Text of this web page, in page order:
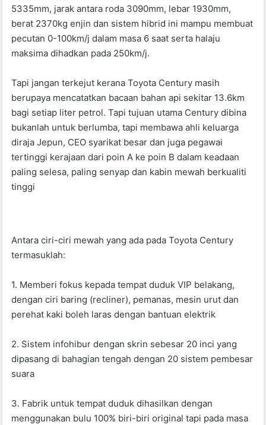
5335mm, jarak antara roda 3090mm, lebar 1930mm,
berat 2370kg enjin dan sistem hibrid ini mampu membuat
pecutan 0-100km/j dalam masa 6 saat serta halaju
maksima dihadkan pada 250km/j.
Tapi jangan terkejut kerana Toyota Century masih
berupaya mencatatkan bacaan bahan api sekitar 13.6km
bagi setiap liter petrol. Tapi tujuan utama Century dibina
bukanlah untuk berlumba, tapi membawa ahli keluarga
diraja Jepun, CEO syarikat besar dan juga pegawai
tertinggi kerajaan dari poin A ke poin B dalam keadaan
paling selesa, paling senyap dan kabin mewah berkualiti
tinggi
Antara ciri-ciri mewah yang ada pada Toyota Century
termasuklah:
1. Memberi fokus kepada tempat duduk VIP belakang,
dengan ciri baring (recliner), pemanas, mesin urut dan
perehat kaki boleh laras dengan bantuan elektrik
2. Sistem infohibur dengan skrin sebesar 20 inci yang
dipasang di bahagian tengah dengan 20 sistem pembesar
suara
3. Fabrik untuk tempat duduk dihasilkan dengan
menggunakan bulu 100% biri-biri original tapi pada masa